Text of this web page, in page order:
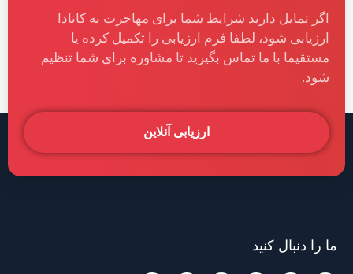
اگر تمایل دارید شرایط شما برای مھاجرت به کانادا
ارزیابی شود، لطفا فرم ارزیابی را تکمیل کرده یا
مستقیما با ما تماس بگیرید تا مشاوره برای شما تنظیم
شود.
ارزیابی آنلاین
ما را دنبال کنید